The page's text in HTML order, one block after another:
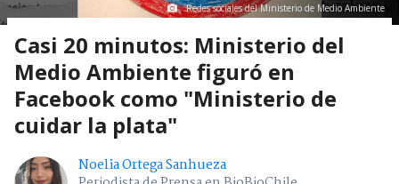
Redes sociales del Ministerio de Medio Ambiente
Casi 20 minutos: Ministerio del
Medio Ambiente figuró en
Facebook como "Ministerio de
cuidar la plata"
Noelia Ortega Sanhueza